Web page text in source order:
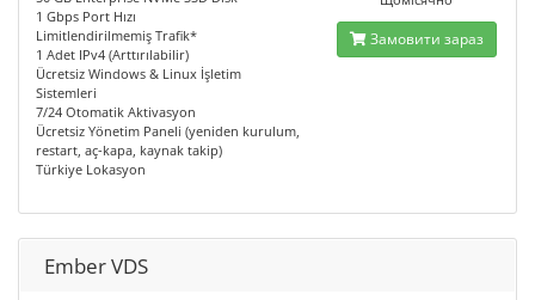
1 Gbps Port Hızı
Limitlendirilmemiş Trafik*
1 Adet IPv4 (Arttırılabilir)
Ücretsiz Windows & Linux İşletim
Sistemleri
7/24 Otomatik Aktivasyon
Ücretsiz Yönetim Paneli (yeniden kurulum,
restart, aç-kapa, kaynak takip)
Türkiye Lokasyon
Замовити зараз
Ember VDS